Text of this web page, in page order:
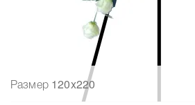
Размер 120x220